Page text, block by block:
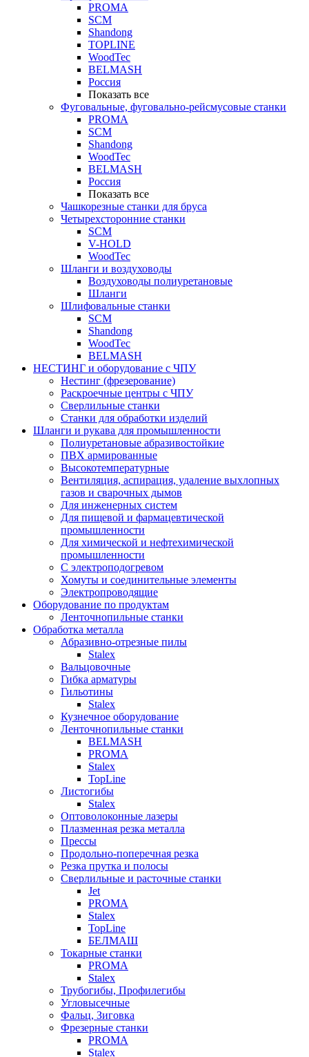
PROMA
SCM
Shandong
TOPLINE
WoodTec
BELMASH
Россия
Показать все
Фуговальные, фуговально-рейсмусовые станки
PROMA
SCM
Shandong
WoodTec
BELMASH
Россия
Показать все
Чашкорезные станки для бруса
Четырехсторонние станки
SCM
V-HOLD
WoodTec
Шланги и воздуховоды
Воздуховоды полиуретановые
Шланги
Шлифовальные станки
SCM
Shandong
WoodTec
BELMASH
НЕСТИНГ и оборудование с ЧПУ
Нестинг (фрезерование)
Раскроечные центры с ЧПУ
Сверлильные станки
Станки для обработки изделий
Шланги и рукава для промышленности
Полиуретановые абразивостойкие
ПВХ армированные
Высокотемпературные
Вентиляция, аспирация, удаление выхлопных
газов и сварочных дымов
Для инженерных систем
Для пищевой и фармацевтической
промышленности
Для химической и нефтехимической
промышленности
С электроподогревом
Хомуты и соединительные элементы
Электропроводящие
Оборудование по продуктам
Ленточнопильные станки
Обработка металла
Абразивно-отрезные пилы
Stalex
Вальцовочные
Гибка арматуры
Гильотины
Stalex
Кузнечное оборудование
Ленточнопильные станки
BELMASH
PROMA
Stalex
TopLine
Листогибы
Stalex
Оптоволоконные лазеры
Плазменная резка металла
Прессы
Продольно-поперечная резка
Резка прутка и полосы
Сверлильные и расточные станки
Jet
PROMA
Stalex
TopLine
БЕЛМАШ
Токарные станки
PROMA
Stalex
Трубогибы, Профилегибы
Угловысечные
Фальц, Зиговка
Фрезерные станки
PROMA
Stalex